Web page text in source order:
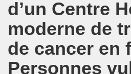
d’un Centre
moderne de
de cancer en
Personnes